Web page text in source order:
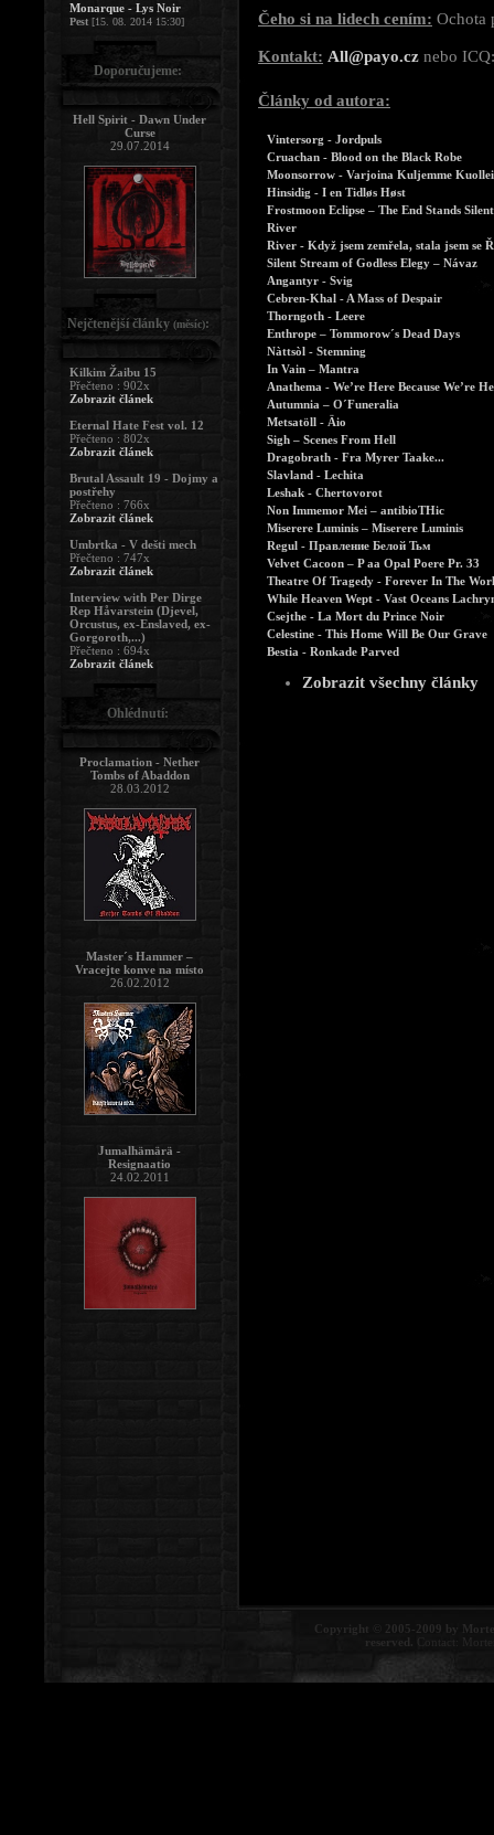
Čeho si na lidech cením: Ochota
Kontakt: All@payo.cz nebo
Články od autora:
Vintersorg - Jordpuls
Cruachan - Blood on the Black Robe
Moonsorrow - Varjoina Kuljemme
Hinsidig - I en Tidløs Høst
Frostmoon Eclipse – The End Stands Silent
River
River - Když jsem zemřela, stala jsem se
Silent Stream of Godless Elegy – Návaz
Angantyr - Svig
Cebren-Khal - A Mass of Despair
Thorngoth - Leere
Enthrope – Tommorow´s Dead Days
Nàttsòl - Stemning
In Vain – Mantra
Anathema - We’re Here Because We’re
Autumnia – O´Funeralia
Metsatöll - Äio
Sigh – Scenes From Hell
Dragobrath - Fra Myrer Taake...
Slavland - Lechita
Leshak - Chertovorot
Non Immemor Mei – antibioTHic
Miserere Luminis – Miserere Luminis
Regul - Правление Белой Тьм
Velvet Cacoon – P aa Opal Poere Pr. 33
Theatre Of Tragedy - Forever In The
While Heaven Wept - Vast Oceans
Csejthe - La Mort du Prince Noir
Celestine - This Home Will Be Our Grave
Bestia - Ronkade Parved
Zobrazit všechny články
Copyright © 2005-2009 by
reserved. Contact:
Monarque - Lys Noir
Pest [15. 08. 2014 15:30]
Doporučujeme:
Hell Spirit - Dawn Under
Curse
29.07.2014
Nejčtenější články (měsíc):
Kilkim Žaibu 15
Přečteno : 902x
Zobrazit článek
Eternal Hate Fest vol. 12
Přečteno : 802x
Zobrazit článek
Brutal Assault 19 - Dojmy a
postřehy
Přečteno : 766x
Zobrazit článek
Umbrtka - V dešti mech
Přečteno : 747x
Zobrazit článek
Interview with Per Dirge
Rep Håvarstein (Djevel,
Orcustus, ex-Enslaved, ex-
Gorgoroth,...)
Přečteno : 694x
Zobrazit článek
Ohlédnutí:
Proclamation - Nether
Tombs of Abaddon
28.03.2012
Master´s Hammer –
Vracejte konve na místo
26.02.2012
Jumalhämärä -
Resignaatio
24.02.2011